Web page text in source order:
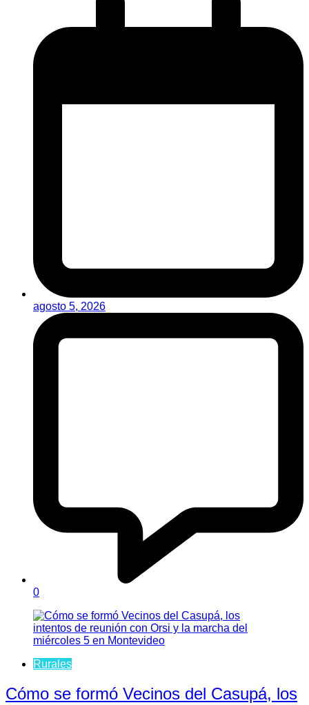
agosto 5, 2026
0
Rurales
Cómo se formó Vecinos del Casupá, los